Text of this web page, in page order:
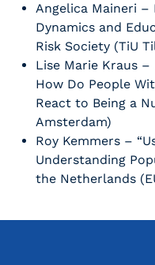
Angelica Maineri –
Dynamics and
Risk Society (TiU
Lise Marie Kraus
How Do People
React to Being a
Amsterdam)
Roy Kemmers –
Understanding
the Netherlands